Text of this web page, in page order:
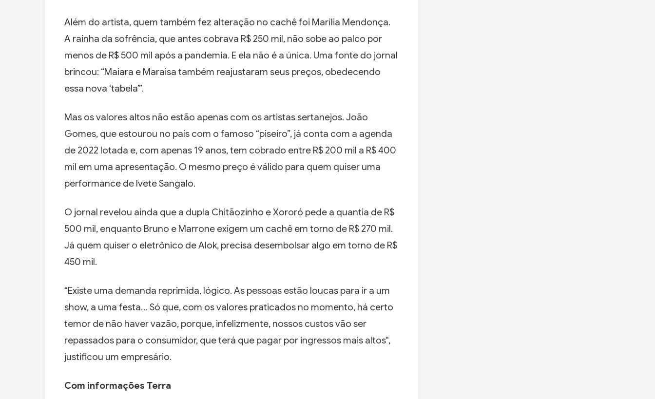
Além do artista, quem também fez alteração no cachê foi Marília Mendonça.
A rainha da sofrência, que antes cobrava R$ 250 mil, não sobe ao palco por
menos de R$ 500 mil após a pandemia. E ela não é a única. Uma fonte do jornal
brincou: “Maiara e Maraisa também reajustaram seus preços, obedecendo
essa nova ‘tabela’”.
Mas os valores altos não estão apenas com os artistas sertanejos. João
Gomes, que estourou no país com o famoso “piseiro”, já conta com a agenda
de 2022 lotada e, com apenas 19 anos, tem cobrado entre R$ 200 mil a R$ 400
mil em uma apresentação. O mesmo preço é válido para quem quiser uma
performance de Ivete Sangalo.
O jornal revelou ainda que a dupla Chitãozinho e Xororó pede a quantia de R$
500 mil, enquanto Bruno e Marrone exigem um cachê em torno de R$ 270 mil.
Já quem quiser o eletrônico de Alok, precisa desembolsar algo em torno de R$
450 mil.
“Existe uma demanda reprimida, lógico. As pessoas estão loucas para ir a um
show, a uma festa… Só que, com os valores praticados no momento, há certo
temor de não haver vazão, porque, infelizmente, nossos custos vão ser
repassados para o consumidor, que terá que pagar por ingressos mais altos“,
justificou um empresário.
Com informações Terra